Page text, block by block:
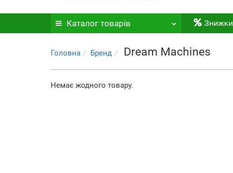
Каталог товарів Знижки
Головна Бренд Dream Machines
Немає жодного товару.